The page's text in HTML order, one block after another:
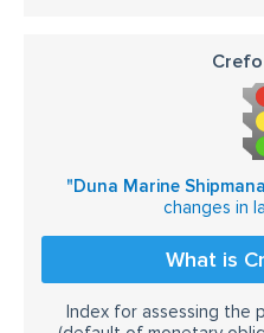
"Duna Marine
changes in
What is
Index for assessing the